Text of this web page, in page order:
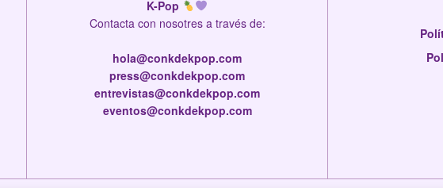
K-Pop
Contacta con nosotres a través de:
hola@conkdekpop.com
press@conkdekpop.com
entrevistas@conkdekpop.com
eventos@conkdekpop.com